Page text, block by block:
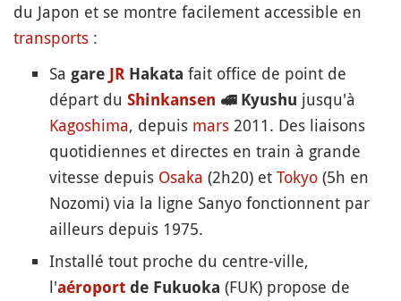
du Japon et se montre facilement accessible en
transports :
Sa gare JR Hakata fait office de point de
départ du Shinkansen 🚅Kyushu jusqu'à
Kagoshima, depuis mars 2011. Des liaisons
quotidiennes et directes en train à grande
vitesse depuis Osaka (2h20) et Tokyo (5h en
Nozomi) via la ligne Sanyo fonctionnent par
ailleurs depuis 1975.
Installé tout proche du centre-ville,
l'aéroport de Fukuoka (FUK) propose de